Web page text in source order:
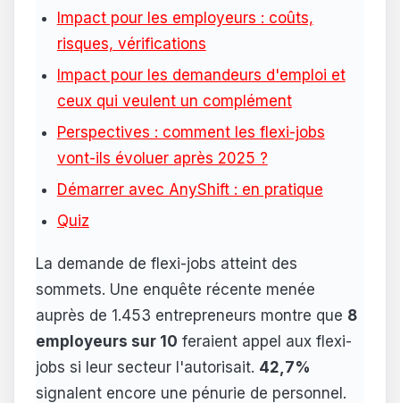
Impact pour les employeurs : coûts,
risques, vérifications
Impact pour les demandeurs d'emploi et
ceux qui veulent un complément
Perspectives : comment les flexi-jobs
vont-ils évoluer après 2025 ?
Démarrer avec AnyShift : en pratique
Quiz
La demande de flexi-jobs atteint des
sommets. Une enquête récente menée
auprès de 1.453 entrepreneurs montre que 8
employeurs sur 10 feraient appel aux flexi-
jobs si leur secteur l'autorisait. 42,7%
signalent encore une pénurie de personnel.